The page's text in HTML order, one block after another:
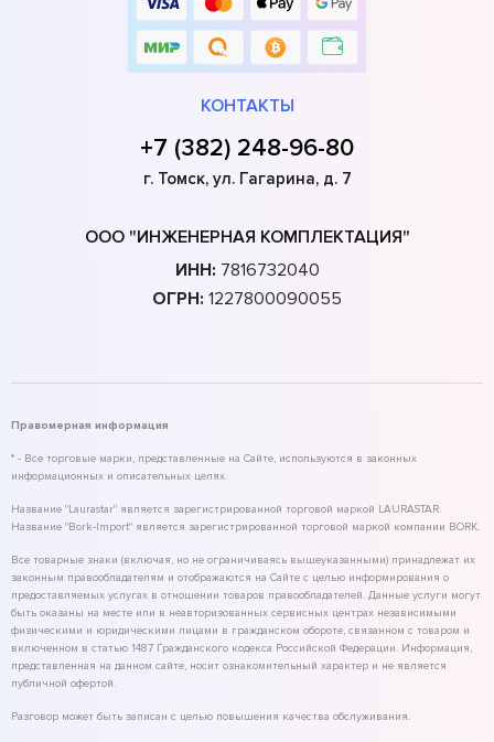
КОНТАКТЫ
+7 (382) 248-96-80
г. Томск, ул. Гагарина, д. 7
ООО "ИНЖЕНЕРНАЯ КОМПЛЕКТАЦИЯ"
ИНН: 7816732040
ОГРН: 1227800090055
Правомерная информация
* - Все торговые марки, представленные на Сайте, используются в законных
информационных и описательных целях.
Название "Laurastar" является зарегистрированной торговой маркой LAURASTAR.
Название "Bork-Import" является зарегистрированной торговой маркой компании BORK.
Все товарные знаки (включая, но не ограничиваясь вышеуказанными) принадлежат их
законным правообладателям и отображаются на Сайте с целью информирования о
предоставляемых услугах в отношении товаров правообладателей. Данные услуги могут
быть оказаны на месте или в неавторизованных сервисных центрах независимыми
физическими и юридическими лицами в гражданском обороте, связанном с товаром и
включенном в статью 1487 Гражданского кодекса Российской Федерации. Информация,
представленная на данном сайте, носит ознакомительный характер и не является
публичной офертой.
Разговор может быть записан с целью повышения качества обслуживания.